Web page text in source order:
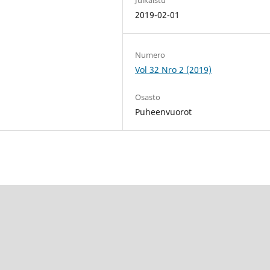
2019-02-01
Numero
Vol 32 Nro 2 (2019)
Osasto
Puheenvuorot